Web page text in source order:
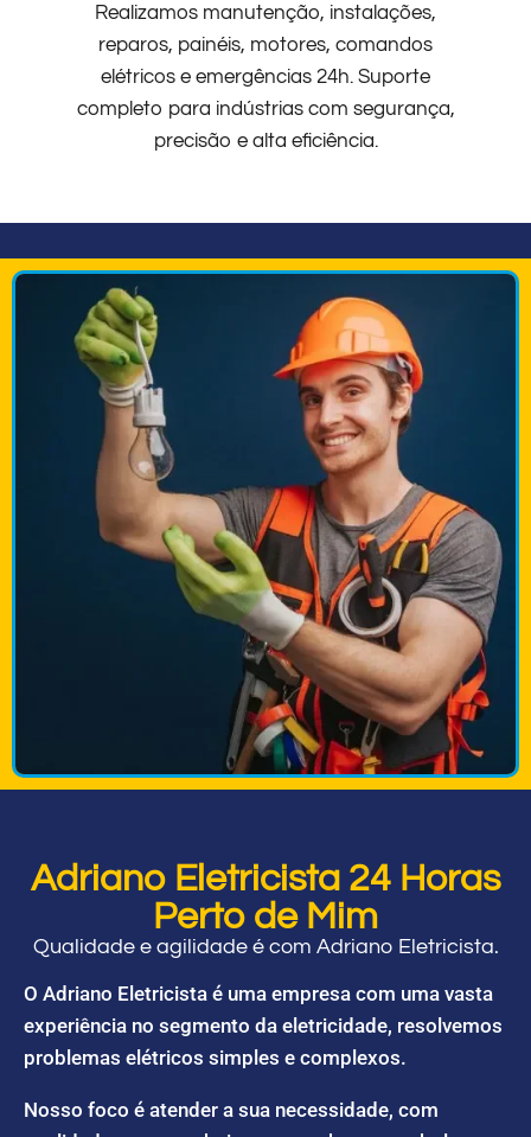
Realizamos manutenção, instalações,
reparos, painéis, motores, comandos
elétricos e emergências 24h. Suporte
completo para indústrias com segurança,
precisão e alta eficiência.
Adriano Eletricista 24 Horas
Perto de Mim
Qualidade e agilidade é com Adriano Eletricista.
O Adriano Eletricista é uma empresa com uma vasta
experiência no segmento da eletricidade, resolvemos
problemas elétricos simples e complexos.
Nosso foco é atender a sua necessidade, com